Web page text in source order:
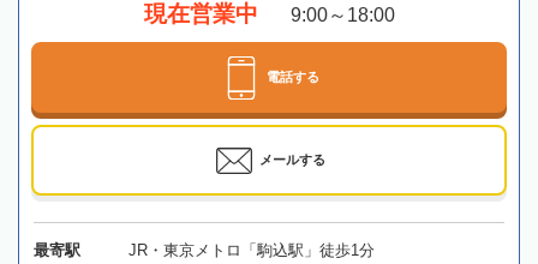
現在営業中 9:00～18:00
電話する
メールする
最寄駅 JR・東京メトロ「駒込駅」徒歩1分